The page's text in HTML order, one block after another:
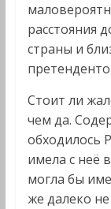
расстояния
страны и
Стоит ли
чем да.
обходилось
имела с неё
могла бы
же далеко